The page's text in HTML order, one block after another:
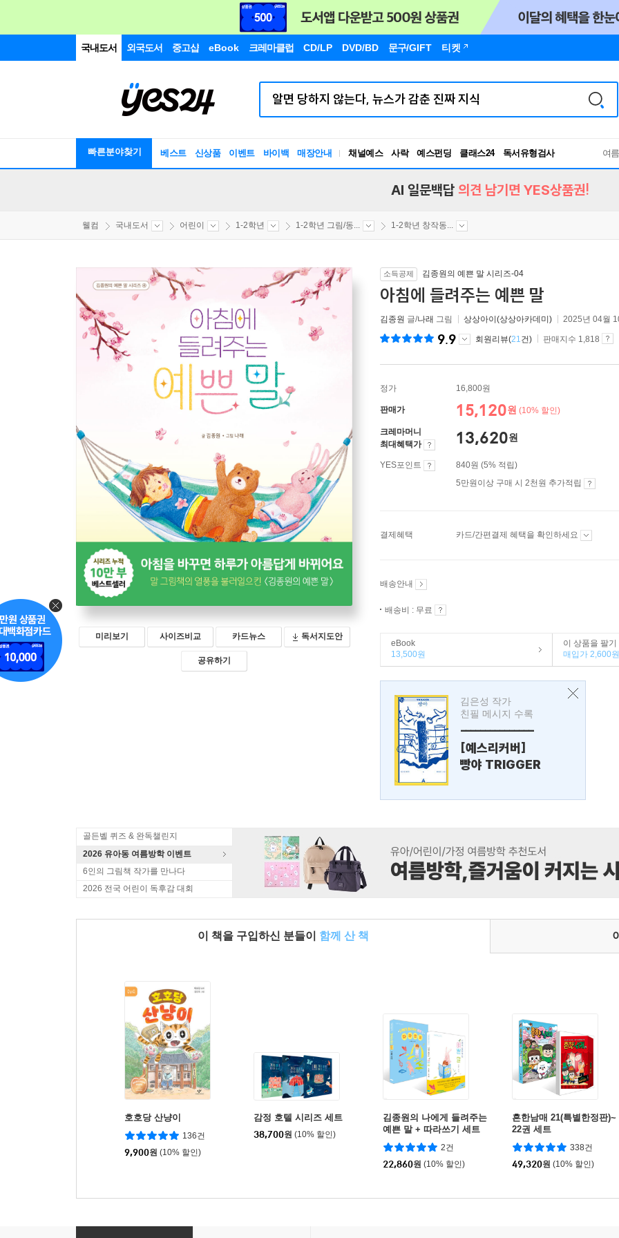
국내도서 외국도서 중고샵 eBook 크레마클럽 CD/LP DVD/BD 문구/GIFT 티켓
빠른분야찾기 베스트 신상품 이벤트 바이백 매장안내 채널예스 사락 예스펀딩 클래스24
독서유형검사
RBTI Lab
여
AI 일문백답 의견 남기면 YES상품권!
웰컴 국내도서 어린이 1-2학년 1-2학년 그림/동... 1-2학년 창작동...
미리보기 사이즈비교 카드뉴스 독서지도안
공유하기
소득공제 김종원의 예쁜 말 시리즈-04
아침에 들려주는 예쁜 말
김종원 글/나래 그림 상상아이(상상아카데미) 2025년 04월
9.9 회원리뷰(21건) 판매지수 1,818
정가 16,800원
판매가 15,120원 (10% 할인)
크레마머니
최대혜택가
13,620원
YES포인트
840원 (5% 적립)
5만원이상 구매 시 2천원 추가적립
결제혜택 카드/간편결제 혜택을 확인하세요
배송안내
배송비 : 무료
eBook
13,500원
이 상품을 팔기
매입가 2,600원
김은성 작가
친필 메시지 수록
---------------
[예스리커버]
빵야 TRIGGER
골든벨 퀴즈 & 완독챌린지
2026 유아동 여름방학 이벤트
6인의 그림책 작가를 만나다
2026 전국 어린이 독후감 대회
이 책을 구입하신 분들이 함께 산 책
호호당 산냥이
136건
9,900원 (10% 할인)
감정 호텔 시리즈 세트
38,700원 (10% 할인)
김종원의 나에게 들려주는
예쁜 말 + 따라쓰기 세트
2건
22,860원 (10% 할인)
흔한남매 21(특별한정판)~
22권 세트
338건
49,320원 (10% 할인)